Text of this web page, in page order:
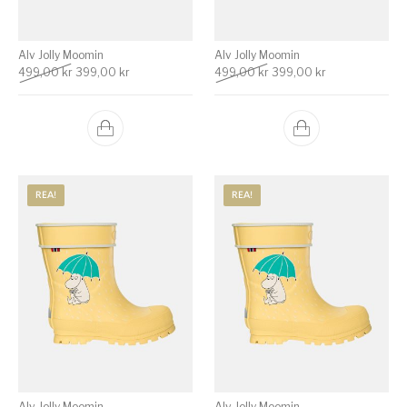
Alv Jolly Moomin
499,00kr Det ursprungliga priset var: 499,00 kr.
399,00 krDet nuvarande priset är: 399,00 kr.
Alv Jolly Moomin
499,00kr Det ursprungliga priset
399,00 krDet
REA! REA!